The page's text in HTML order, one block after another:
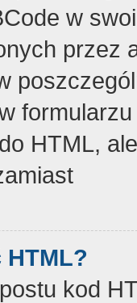
w
przez
HTML,
kod